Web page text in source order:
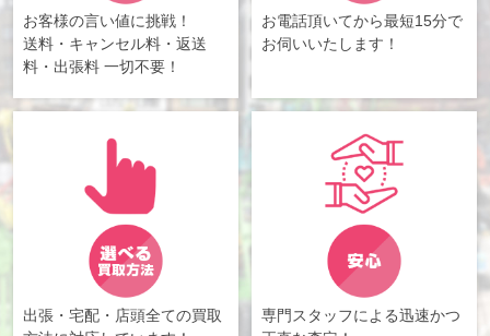
お客様の言い値に挑戦！
送料・キャンセル料・返送
料・出張料 一切不要！
お電話頂いてから最短15分で
お伺いいたします！
出張・宅配・店頭全ての買取
専門スタッフによる迅速かつ